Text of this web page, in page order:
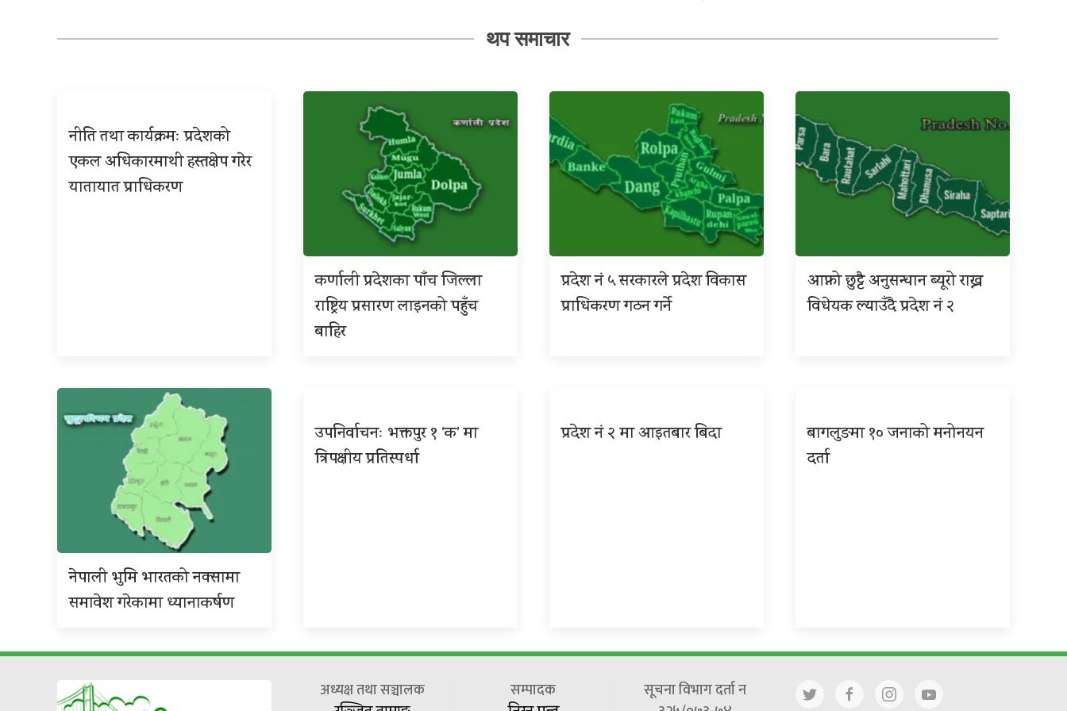
थप समाचार
नीति तथा कार्यक्रमः प्रदेशको
एकल अधिकारमाथी हस्तक्षेप गरेर
यातायात प्राधिकरण
कर्णाली प्रदेशका पाँच जिल्ला
राष्ट्रिय प्रसारण लाइनको पहुँच
बाहिर
प्रदेश नं ५ सरकारले प्रदेश विकास
प्राधिकरण गठन गर्ने
आफ्नो छुट्टै अनुसन्धान ब्यूरो राख्न
विधेयक ल्याउँदै प्रदेश नं २
नेपाली भुमि भारतको नक्सामा
समावेश गरेकामा ध्यानाकर्षण
उपनिर्वाचनः भक्तपुर १ ‘क’ मा
त्रिपक्षीय प्रतिस्पर्धा
प्रदेश नं २ मा आइतबार बिदा
बागलुङमा १० जनाको मनोनयन
दर्ता
अध्यक्ष तथा सञ्चालक
सम्पादक
सूचना विभाग दर्ता न